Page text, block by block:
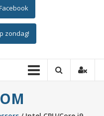
zondag!